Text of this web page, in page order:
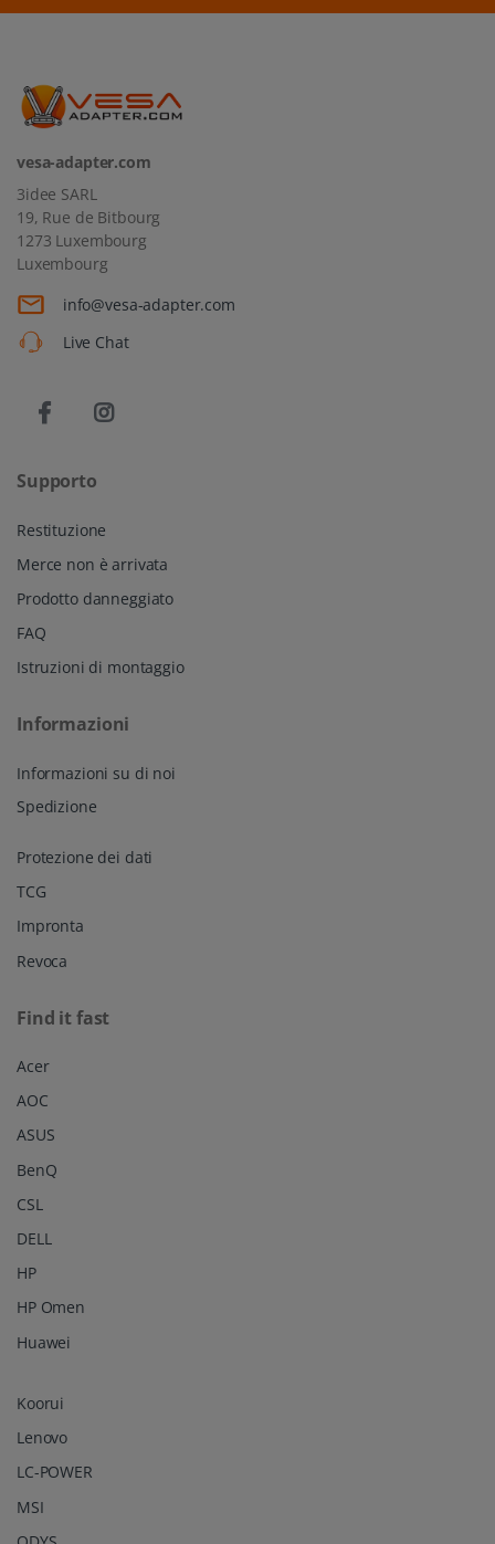
vesa-adapter.com
3idee SARL
19, Rue de Bitbourg
1273 Luxembourg
Luxembourg
info@vesa-adapter.com
Live Chat
Supporto
Restituzione
Merce non è arrivata
Prodotto danneggiato
FAQ
Istruzioni di montaggio
Informazioni
Informazioni su di noi
Spedizione
Protezione dei dati
TCG
Impronta
Revoca
Find it fast
Acer
AOC
ASUS
BenQ
CSL
DELL
HP
HP Omen
Huawei
Koorui
Lenovo
LC-POWER
MSI